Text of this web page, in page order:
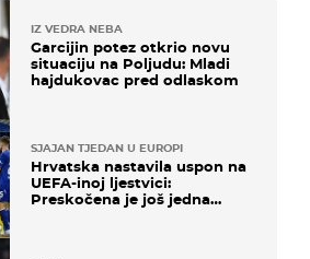
IZ VEDRA NEBA
Garcijin potez otkrio novu
situaciju na Poljudu: Mladi
hajdukovac pred odlaskom
SJAJAN TJEDAN U EUROPI
Hrvatska nastavila uspon na
UEFA-inoj ljestvici:
Preskočena je još jedna